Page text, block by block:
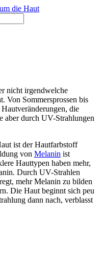
nicht irgendwelche
Von Sommersprossen bis
die
aber durch UV-Strahlungen
ist der Hautfarbstoff
von Melanin ist
Hauttypen haben mehr,
Durch UV-Strahlen
mehr Melanin zu bilden
Die Haut beginnt sich peu
dann nach, verblasst